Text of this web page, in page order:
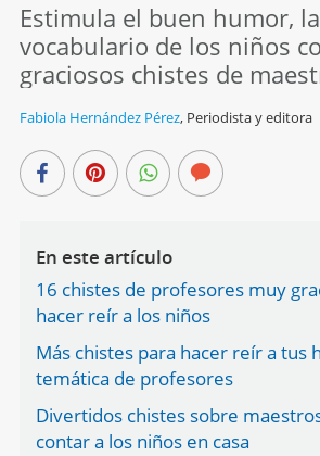
Estimula el buen humor,
vocabulario de los niños
graciosos chistes de
Fabiola Hernández Pérez, Periodista y editora
En este artículo
16 chistes de profesores muy
hacer reír a los niños
Más chistes para hacer reír a tus
temática de profesores
Divertidos chistes sobre
contar a los niños en casa